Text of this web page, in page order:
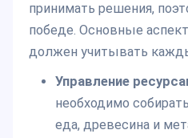
принимать решения,
победе. Основные
должен учитывать
Управление
необходимо
еда, древесина и